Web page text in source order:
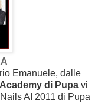
Emanuele, dalle
di Pupa vi
AI 2011 di Pupa